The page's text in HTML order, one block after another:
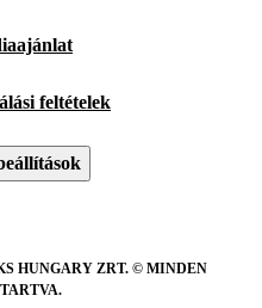
feltételek
HUNGARY ZRT. © MINDEN